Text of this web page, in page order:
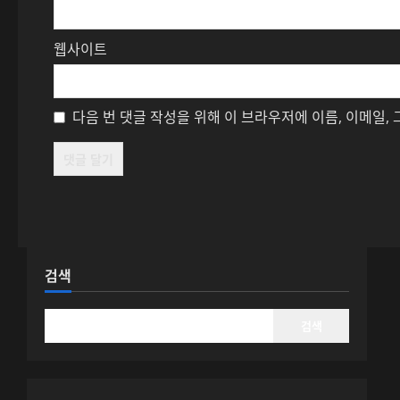
웹사이트
다음 번 댓글 작성을 위해 이 브라우저에 이름, 이메일,
검색